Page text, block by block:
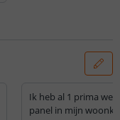
Ik heb al 1 prima
panel in mijn